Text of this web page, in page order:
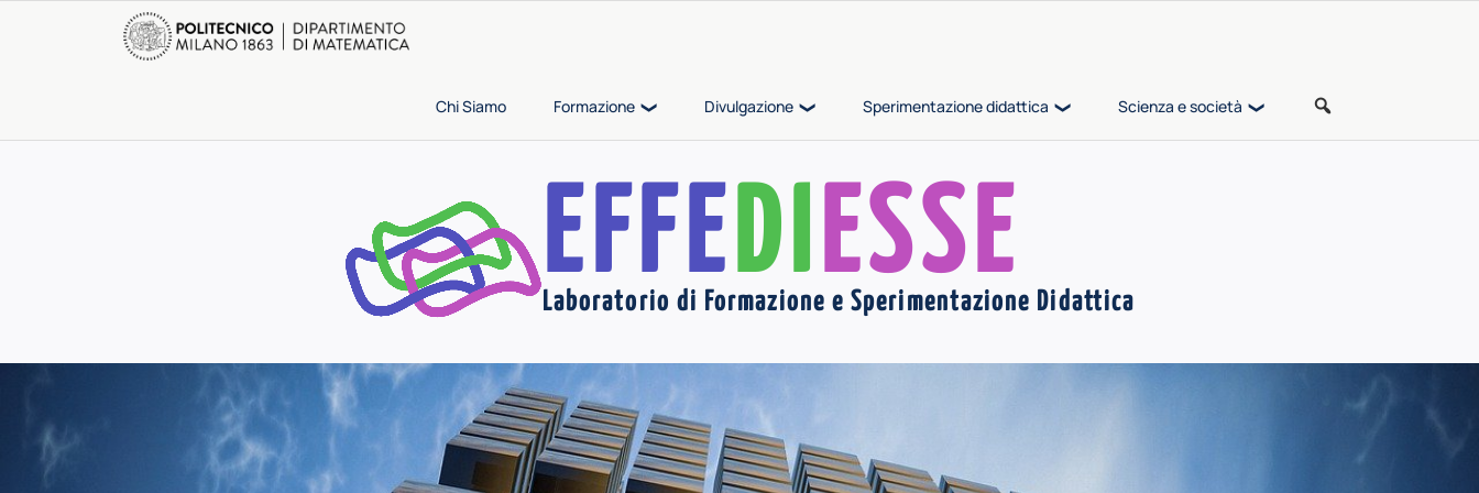
Chi Siamo Formazione Divulgazione Sperimentazione didattica Scienza e società
EFFEDIESSE
Laboratorio di Formazione e Sperimentazione Didattica